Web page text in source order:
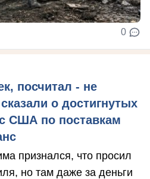
0
посчитал - не
о достигнутых
США по поставкам
признался, что просил
но там даже за деньги